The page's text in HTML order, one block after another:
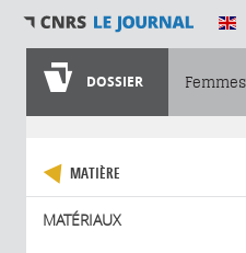
SECTIONS
DOSSIER
MATIÈRE
MATÉRIAUX